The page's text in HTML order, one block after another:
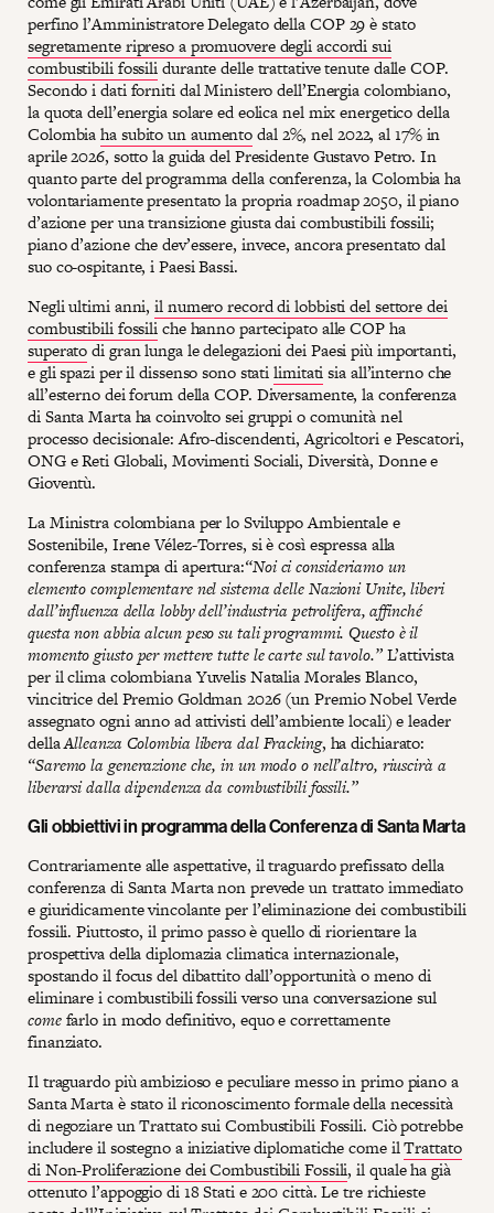
perfino l’Amministratore Delegato della COP 29 è stato
segretamente ripreso a promuovere degli accordi sui
combustibili fossilidurante delle trattative tenute dalle COP.
Secondo i dati forniti dal Ministero dell’Energia colombiano,
la quota dell’energia solare ed eolica nel mix energetico della
Colombiaha subito un aumentodal 2%, nel 2022, al 17% in
aprile 2026, sotto la guida del Presidente Gustavo Petro. In
quanto parte del programma della conferenza, la Colombia ha
volontariamente presentato la propria roadmap 2050, il piano
d’azione per una transizione giusta dai combustibili fossili;
piano d’azione che dev’essere, invece, ancora presentato dal
suo co-ospitante, i Paesi Bassi.
Negli ultimi anni,il numero record di lobbisti del settore dei
combustibili fossiliche hanno partecipato alle COP ha
superatodi gran lunga le delegazioni dei Paesi più importanti,
e gli spazi per il dissenso sono statilimitatisia all’interno che
all’esterno dei forum della COP. Diversamente, la conferenza
di Santa Marta ha coinvolto sei gruppi o comunità nel
processo decisionale: Afro-discendenti, Agricoltori e Pescatori,
ONG e Reti Globali, Movimenti Sociali, Diversità, Donne e
Gioventù.
La Ministra colombiana per lo Sviluppo Ambientale e
Sostenibile, Irene Vélez-Torres, si è così espressa alla
conferenza stampa di apertura:“Noi ci consideriamo un
elemento complementare nel sistema delle Nazioni Unite, liberi
dall’influenza della lobby dell’industria petrolifera, affinché
questa non abbia alcun peso su tali programmi. Questo è il
momento giusto per mettere tutte le carte sul tavolo.”L’attivista
per il clima colombiana Yuvelis Natalia Morales Blanco,
vincitrice del Premio Goldman 2026 (un Premio Nobel Verde
assegnato ogni anno ad attivisti dell’ambiente locali) e leader
dellaAlleanza Colombia libera dal Fracking, ha dichiarato:
“Saremo la generazione che, in un modo o nell’altro, riuscirà a
liberarsi dalla dipendenza da combustibili fossili.”
Gli obbiettivi in programma della Conferenza di Santa Marta
Contrariamente alle aspettative, il traguardo prefissato della
conferenza di Santa Marta non prevede un trattato immediato
e giuridicamente vincolante per l’eliminazione dei combustibili
fossili. Piuttosto, il primo passo è quello di riorientare la
prospettiva della diplomazia climatica internazionale,
spostando il focus del dibattito dall’opportunità o meno di
eliminare i combustibili fossili verso una conversazione sul
comefarlo in modo definitivo, equo e correttamente
finanziato.
Il traguardo più ambizioso e peculiare messo in primo piano a
Santa Marta è stato il riconoscimento formale della necessità
di negoziare un Trattato sui Combustibili Fossili. Ciò potrebbe
includere il sostegno a iniziative diplomatiche come ilTrattato
di Non-Proliferazione dei Combustibili Fossili, il quale ha già
ottenuto l’appoggio di 18 Stati e 200 città. Le tre richieste